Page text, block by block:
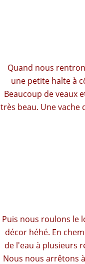
Quand nous
une petite halte à
Beaucoup de veaux
très beau. Une vache
Puis nous roulons le
décor héhé. En
de l'eau à plusieurs
Nous nous arrêtons